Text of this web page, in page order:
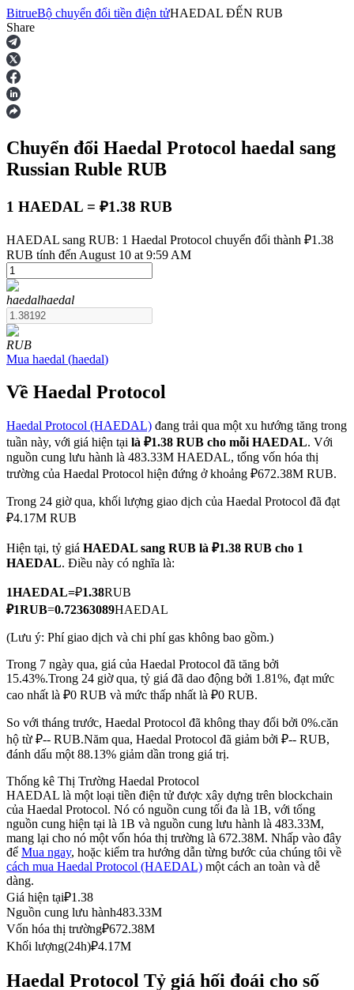
Hợp đồng tương lai
USDT Futures
Futures sử dụng USDT làm tài sản thế chấp
COIN-M Futures
Futures sử dụng token làm tài sản thế chấp
TradFi
USDC Futures vĩnh cửu
Futures sử dụng USDC làm tài sản thế chấp
Tham gia cùng các nhà giao dịch hàng đầu
BitrueBộ chuyển đổi tiền điện tửHAEDAL ĐẾN RUB
Share
Chuyển đổi Haedal Protocol haedal sang
Russian Ruble RUB
1 HAEDAL = ₽1.38 RUB
HAEDAL sang RUB: 1 Haedal Protocol chuyển đổi thành ₽1.38
RUB tính đến August 10 at 9:59 AM
haedalhaedal
RUB
Mua haedal (haedal)
Về Haedal Protocol
Haedal Protocol (HAEDAL) đang trải qua một xu hướng tăng trong
tuần này, với giá hiện tại là ₽1.38 RUB cho mỗi HAEDAL. Với
nguồn cung lưu hành là 483.33M HAEDAL, tổng vốn hóa thị
trường của Haedal Protocol hiện đứng ở khoảng ₽672.38M RUB.
Trong 24 giờ qua, khối lượng giao dịch của Haedal Protocol đã đạt
₽4.17M RUB
Hiện tại, tỷ giá HAEDAL sang RUB là ₽1.38 RUB cho 1
HAEDAL. Điều này có nghĩa là:
1HAEDAL=₽1.38RUB
₽1RUB=0.72363089HAEDAL
(Lưu ý: Phí giao dịch và chi phí gas không bao gồm.)
Trong 7 ngày qua, giá của Haedal Protocol đã tăng bởi
15.43%.Trong 24 giờ qua, tỷ giá đã dao động bởi 1.81%, đạt mức
cao nhất là ₽0 RUB và mức thấp nhất là ₽0 RUB.
So với tháng trước, Haedal Protocol đã không thay đổi bởi 0%.căn
hộ từ ₽-- RUB.Năm qua, Haedal Protocol đã giảm bởi ₽-- RUB,
đánh dấu một 88.13% giảm dần trong giá trị.
Thống kê Thị Trường Haedal Protocol
HAEDAL là một loại tiền điện tử được xây dựng trên blockchain
của Haedal Protocol. Nó có nguồn cung tối đa là 1B, với tổng
nguồn cung hiện tại là 1B và nguồn cung lưu hành là 483.33M,
mang lại cho nó một vốn hóa thị trường là 672.38M. Nhấp vào đây
để Mua ngay, hoặc kiểm tra hướng dẫn từng bước của chúng tôi về
cách mua Haedal Protocol (HAEDAL) một cách an toàn và dễ
dàng.
Giá hiện tại₽1.38
Nguồn cung lưu hành483.33M
Vốn hóa thị trường₽672.38M
Khối lượng(24h)₽4.17M
Haedal Protocol Tỷ giá hối đoái cho số